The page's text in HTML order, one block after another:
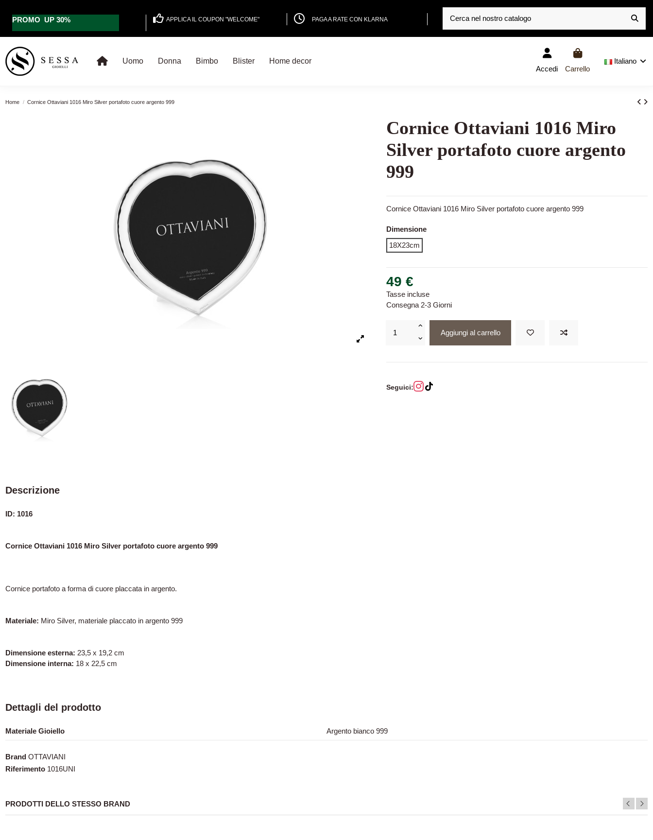
PROMO UP 30% APPLICA IL COUPON "WELCOME" PAGA A RATE CON KLARNA
Uomo Donna Bimbo Blister
Home decor
Accedi
Carrello
Italiano
Home Cornice Ottaviani 1016 Miro Silver portafoto cuore argento 999
Cornice Ottaviani 1016 Miro
Silver portafoto cuore argento
999
Cornice Ottaviani 1016 Miro Silver portafoto cuore argento 999
Dimensione
18X23cm
49 €
Tasse incluse
Consegna 2-3 Giorni
Aggiungi al carrello
Seguici:
Descrizione
ID: 1016
Cornice Ottaviani 1016 Miro Silver portafoto cuore argento 999
Cornice portafoto a forma di cuore placcata in argento.
Materiale: Miro Silver, materiale placcato in argento 999
Dimensione esterna: 23,5 x 19,2 cm
Dimensione interna: 18 x 22,5 cm
Dettagli del prodotto
Materiale Gioiello Argento bianco 999
Brand OTTAVIANI
Riferimento 1016UNI
PRODOTTI DELLO STESSO BRAND